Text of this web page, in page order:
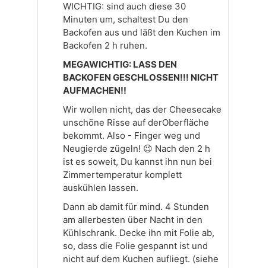
WICHTIG: sind auch diese 30
Minuten um, schaltest Du den
Backofen aus und läßt den Kuchen im
Backofen 2 h ruhen.
MEGAWICHTIG: LASS DEN
BACKOFEN GESCHLOSSEN!!! NICHT
AUFMACHEN!!
Wir wollen nicht, das der Cheesecake
unschöne Risse auf derOberfläche
bekommt. Also - Finger weg und
Neugierde zügeln! 😉 Nach den 2 h
ist es soweit, Du kannst ihn nun bei
Zimmertemperatur komplett
auskühlen lassen.
Dann ab damit für mind. 4 Stunden
am allerbesten über Nacht in den
Kühlschrank. Decke ihn mit Folie ab,
so, dass die Folie gespannt ist und
nicht auf dem Kuchen aufliegt. (siehe